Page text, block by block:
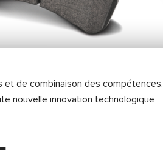
et de combinaison des compétences.
nouvelle innovation technologique